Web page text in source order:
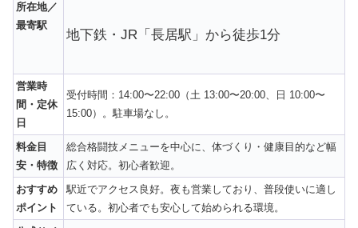
所在地／
最寄駅
地下鉄・JR「長居駅」から徒歩1分
営業時
間・定休
日
受付時間：14:00〜22:00（土 13:00〜20:00、日 10:00〜
15:00）。駐車場なし。
料金目
安・特徴
総合格闘技メニューを中心に、体づくり・健康目的など幅
広く対応。初心者歓迎。
おすすめ
ポイント
駅近でアクセス良好。夜も営業しており、普段使いに適し
ている。初心者でも安心して始められる環境。